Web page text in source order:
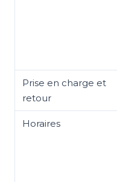
Prise en charge et
retour
Horaires